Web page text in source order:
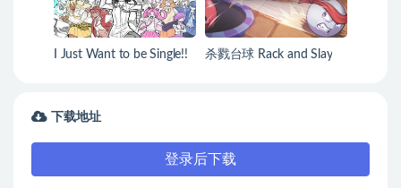
I Just Want to be Single!! 杀戮台球 Rack and Slay
下载地址
登录后下载